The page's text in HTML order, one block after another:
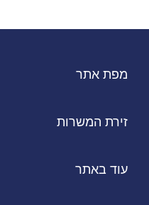
מפת אתר
זירת המשרות
עוד באתר